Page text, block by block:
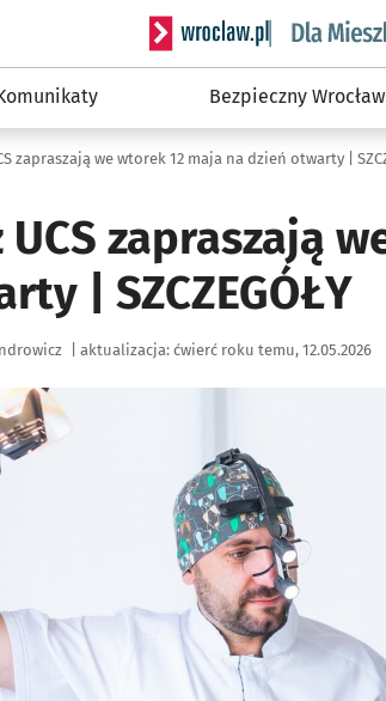
Serwis informacyjny
Bezpieczny Wrocław
zapraszają we wtorek 12 maja na dzień otwarty |
zapraszają
| SZCZEGÓŁY
aktualizacja: ćwierć roku temu, 12.05.2026